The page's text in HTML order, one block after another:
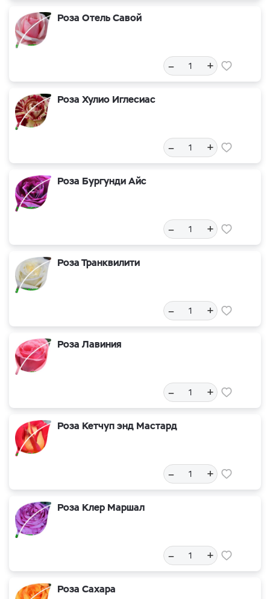
Роза Отель Савой
– +
Роза Хулио Иглесиас
– +
Роза Бургунди Айс
– +
Роза Транквилити
– +
Роза Лавиния
– +
Роза Кетчуп энд Мастард
– +
Роза Клер Маршал
– +
Роза Сахара